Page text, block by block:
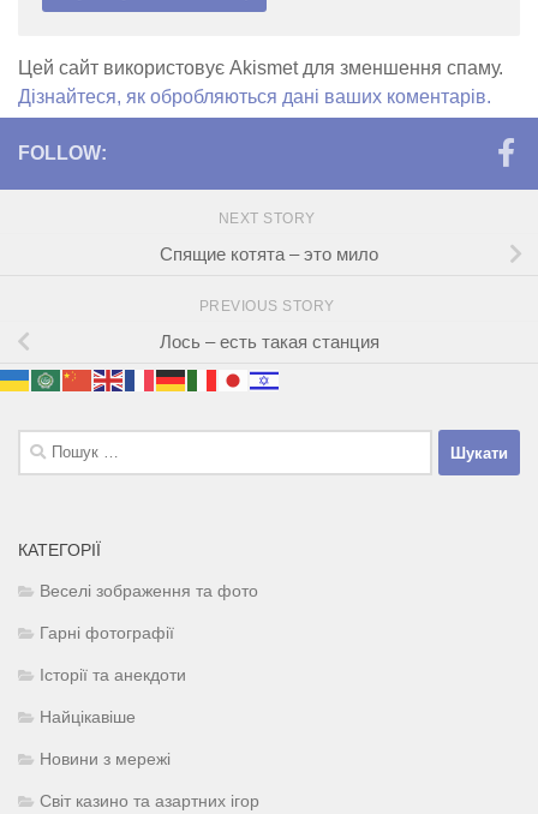
Цей сайт використовує Akismet для зменшення спаму.
Дізнайтеся, як обробляються дані ваших коментарів.
FOLLOW:
NEXT STORY
Спящие котята – это мило
PREVIOUS STORY
Лось – есть такая станция
Пошук:
КАТЕГОРІЇ
Веселі зображення та фото
Гарні фотографії
Історії та анекдоти
Найцікавіше
Новини з мережі
Світ казино та азартних ігор